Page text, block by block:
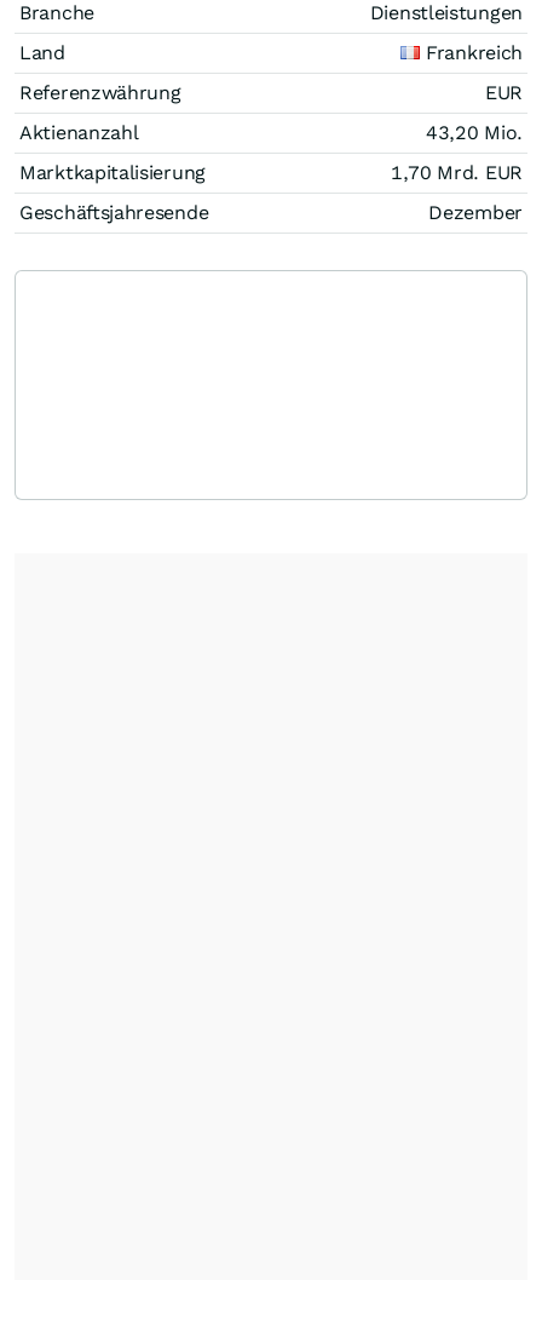
Branche
Dienstleistungen
Land
Frankreich
Referenzwährung
EUR
Aktienanzahl
43,20 Mio.
Marktkapitalisierung
1,70 Mrd. EUR
Geschäftsjahresende
Dezember